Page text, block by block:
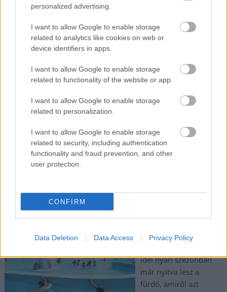
personalized advertising.
I want to allow Google to enable storage
related to analytics like cookies on web or
device identifiers in apps.
I want to allow Google to enable storage
related to functionality of the website or app.
I want to allow Google to enable storage
related to personalization.
I want to allow Google to enable storage
related to security, including authentication
functionality and fraud prevention, and other
user protection.
CONFIRM
Data Deletion Data Access Privacy Policy
propagandaadó
műsorvezetőjével,
műsor
reklámszünetben véletlenül bekapcsolva hagyott mikrofon
Gábor az egészről.
Magyarország 2026, baki, fidesz gönczi gábor,
,műsorvezető,propaganda
Aláírták, nincs több halasztás, idén nyáron kinyit
a Tiszaligeti Élményfürdő
2026.03.26. Kiss Lajos
Györfi Mihály is
idei nyári szezonban
már nyitva lesz a
fürdő, amiről azt